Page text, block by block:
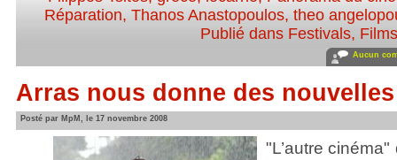
Réparation, Thanos Anastopoulos, theo
Publié dans Festivals,
Aucun
Arras nous donne des nouvelles
Posté par MpM, le 17 novembre 2008
"L’autre